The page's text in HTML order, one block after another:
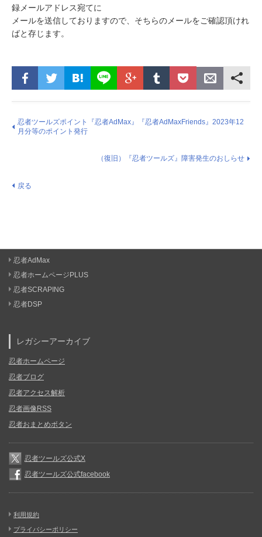
録メールアドレス宛てに
メールを送信しておりますので、そちらのメールをご確認頂けれ
ばと存じます。
忍者ツールズポイント『忍者AdMax』『忍者AdMaxFriends』2023年12
月分等のポイント発行
（復旧）『忍者ツールズ』障害発生のおしらせ
戻る
忍者AdMax
忍者ホームページPLUS
忍者SCRAPING
忍者DSP
レガシーアーカイブ
忍者ホームページ
忍者ブログ
忍者アクセス解析
忍者画像RSS
忍者おまとめボタン
忍者ツールズ公式X
忍者ツールズ公式facebook
利用規約
プライバシーポリシー